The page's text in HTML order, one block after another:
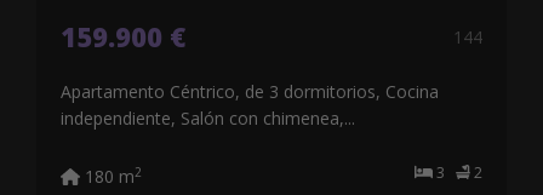
159.900 € 144
Apartamento Céntrico, de 3 dormitorios, Cocina
independiente, Salón con chimenea,...
3 2
180 m2